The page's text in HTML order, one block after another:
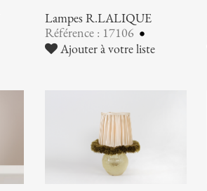
Lampes R.LALIQUE
Référence : 17106
Ajouter à votre liste